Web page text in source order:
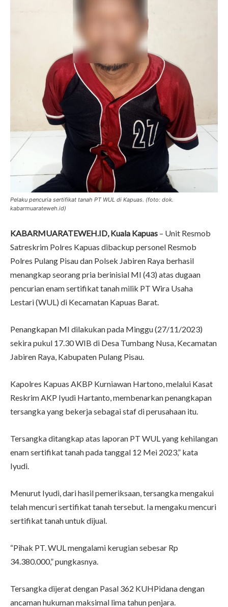
Pelaku pencuria sertifikat tanah PT WUL di Kapuas. (foto: dok.
kabarmuarateweh.id)
KABARMUARATEWEH.ID, Kuala Kapuas – Unit Resmob
Satreskrim Polres Kapuas dibackup personel Resmob
Polres Pulang Pisau dan Polsek Jabiren Raya berhasil
menangkap seorang pria berinisial MI (43) atas dugaan
pencurian enam sertifikat tanah milik PT Wira Usaha
Lestari (WUL) di Kecamatan Kapuas Barat.
Penangkapan MI dilakukan pada Minggu (27/11/2023)
sekira pukul 17.30 WIB di Desa Tumbang Nusa, Kecamatan
Jabiren Raya, Kabupaten Pulang Pisau.
Kapolres Kapuas AKBP Kurniawan Hartono, melalui Kasat
Reskrim AKP Iyudi Hartanto, membenarkan penangkapan
tersangka yang bekerja sebagai staf di perusahaan itu.
Tersangka ditangkap atas laporan PT WUL yang kehilangan
enam sertifikat tanah pada tanggal 12 Mei 2023,” kata
Iyudi.
Menurut Iyudi, dari hasil pemeriksaan, tersangka mengakui
telah mencuri sertifikat tanah tersebut. Ia mengaku mencuri
sertifikat tanah untuk dijual.
“Pihak PT. WUL mengalami kerugian sebesar Rp
34.380.000,” pungkasnya.
Tersangka dijerat dengan Pasal 362 KUHPidana dengan
ancaman hukuman maksimal lima tahun penjara.